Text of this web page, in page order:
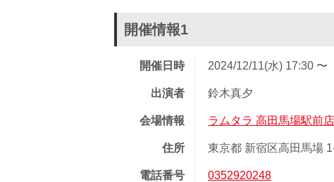
開催情報1
開催日時 2024/12/11(水) 17:30 〜
出演者 鈴木真夕
会場情報 ラムタラ 高田馬場駅前店
住所 東京都 新宿区高田馬場
電話番号 0352920248